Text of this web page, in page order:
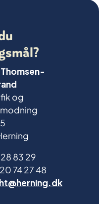
og
83 29
74 27 48